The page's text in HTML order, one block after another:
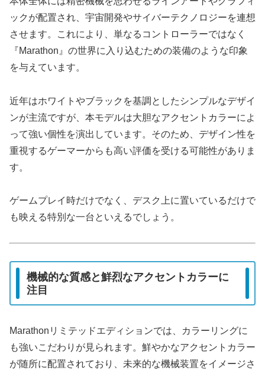
ックが配置され、宇宙開発やサイバーテクノロジーを連想
させます。これにより、単なるコントローラーではなく
『Marathon』の世界に入り込むための装備のような印象
を与えています。
近年はホワイトやブラックを基調としたシンプルなデザイ
ンが主流ですが、本モデルは大胆なアクセントカラーによ
って強い個性を演出しています。そのため、デザイン性を
重視するゲーマーからも高い評価を受ける可能性がありま
す。
ゲームプレイ時だけでなく、デスク上に置いているだけで
も映える特別な一台といえるでしょう。
機械的な質感と鮮烈なアクセントカラーに
注目
Marathonリミテッドエディションでは、カラーリングに
も強いこだわりが見られます。鮮やかなアクセントカラー
が随所に配置されており、未来的な機械装置をイメージさ